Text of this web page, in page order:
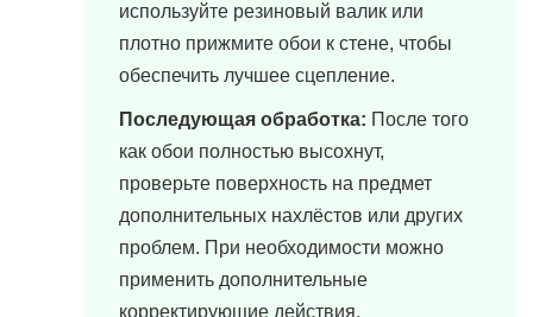
используйте резиновый валик или
плотно прижмите обои к стене, чтобы
обеспечить лучшее сцепление.
Последующая обработка: После того
как обои полностью высохнут,
проверьте поверхность на предмет
дополнительных нахлёстов или других
проблем. При необходимости можно
применить дополнительные
корректирующие действия.